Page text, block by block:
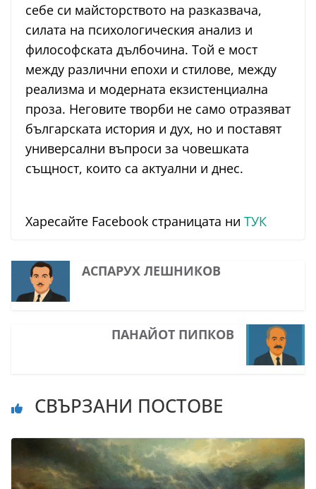
себе си майсторството на разказвача,
силата на психологическия анализ и
философската дълбочина. Той е мост
между различни епохи и стилове, между
реализма и модерната екзистенциална
проза. Неговите творби не само отразяват
българската история и дух, но и поставят
универсални въпроси за човешката
същност, които са актуални и днес.
Харесайте Facebook страницата ни ТУК
АСПАРУХ ЛЕШНИКОВ
ПАНАЙОТ ПИПКОВ
СВЪРЗАНИ ПОСТОВЕ